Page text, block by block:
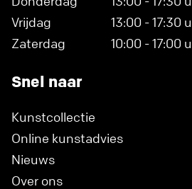
Vrijdag
13:00 - 17:30
Zaterdag
10:00 - 17:00
Snel naar
Kunstcollectie
Online kunstadvies
Nieuws
Over ons